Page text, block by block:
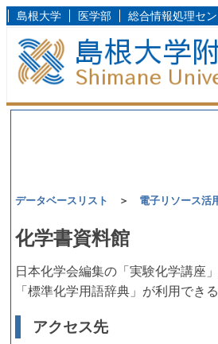
島根大学 医学部 総合情報処理セ
データベースリスト ＞ 電子リソース活
化学書資料館
日本化学会編集の「実験化学講座
「標準化学用語辞典」が利用でき
アクセス先